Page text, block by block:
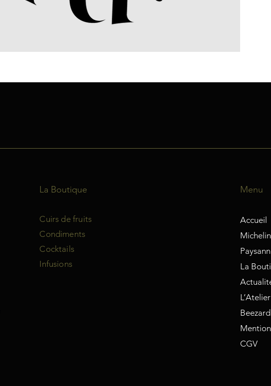
La Boutique
Cuirs de fruits
Condiments
Cocktails
Infusions
Menu
Accueil
La
L’Atelier
CGV